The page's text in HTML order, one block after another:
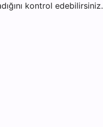
kontrol edebilirsiniz.